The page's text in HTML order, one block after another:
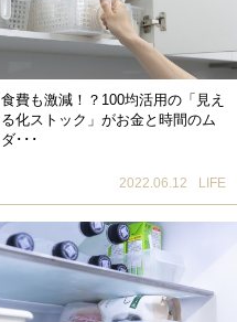
食費も激減！？100均活用の「見え
る化ストック」がお金と時間のム
ダ･･･
2022.06.12 LIFE